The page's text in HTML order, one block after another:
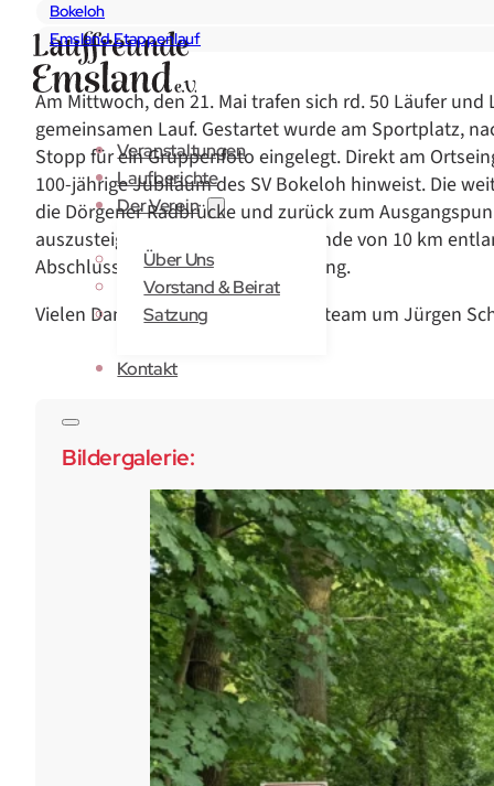
Veranstaltungen
Laufberichte
Der Verein
Über Uns
Vorstand & Beirat
Satzung
Kontakt
Bokeloh
Emsland Etappenlauf
Am Mittwoch, den 21. Mai trafen sich rd. 50 Läufer
gemeinsamen Lauf. Gestartet wurde am Sportplatz,
Stopp für ein Gruppenfoto eingelegt. Direkt am
100-jährige Jubiläum des SV Bokeloh hinweist. Die
die Dörgener Radbrücke und zurück zum
auszusteigen oder eine weitere Runde von 10 km
Abschluss gab es dann eine Stärkung.
Vielen Dank an das gesamte Helferteam um Jürgen
Bildergalerie: